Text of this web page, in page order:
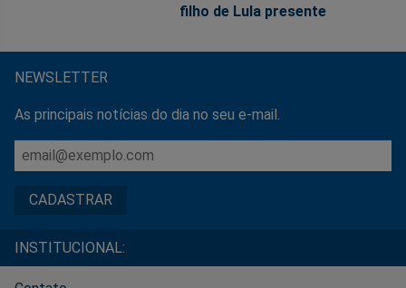
filho de Lula presente
NEWSLETTER
As principais notícias do dia no seu e-mail.
INSTITUCIONAL: